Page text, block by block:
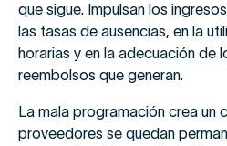
que sigue. Impulsan los
las tasas de ausencias, en la
horarias y en la adecuación de
reembolsos que generan.
La mala programación crea un
proveedores se quedan